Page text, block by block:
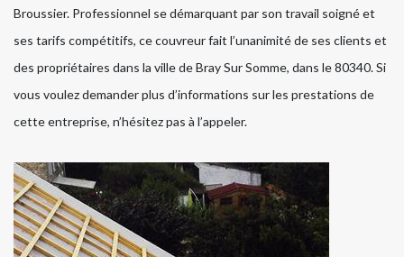
Broussier. Professionnel se démarquant par son travail soigné et
ses tarifs compétitifs, ce couvreur fait l’unanimité de ses clients et
des propriétaires dans la ville de Bray Sur Somme, dans le 80340. Si
vous voulez demander plus d’informations sur les prestations de
cette entreprise, n’hésitez pas à l’appeler.